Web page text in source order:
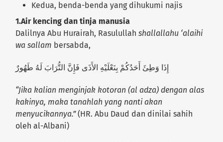
Kedua, benda-benda yang dihukumi najis
1.Air kencing dan tinja manusia
Dalilnya Abu Hurairah, Rasulullahshallallahu ‘alaihi
wa sallam bersabda,
إِذَا وَطِئَ أَحَدُكُمْ بِنَعْلَيْهِ الأَذَى فَإِنَّ التُّرَابَ لَهُ طَهُورٌ
“Jika kalian menginjak kotoran (al adza) dengan alas
kakinya, maka tanahlah yang nanti akan
menyucikannya.”(HR. Abu Daud dan dinilai sahih
oleh al-Albani)